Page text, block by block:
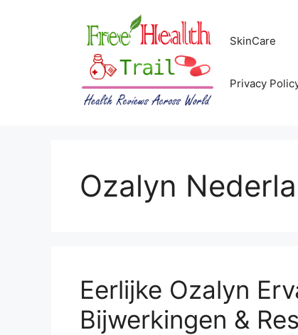
SkinCare
Privacy
Ozalyn
Eerlijke Ozalyn
Bijwerkingen &